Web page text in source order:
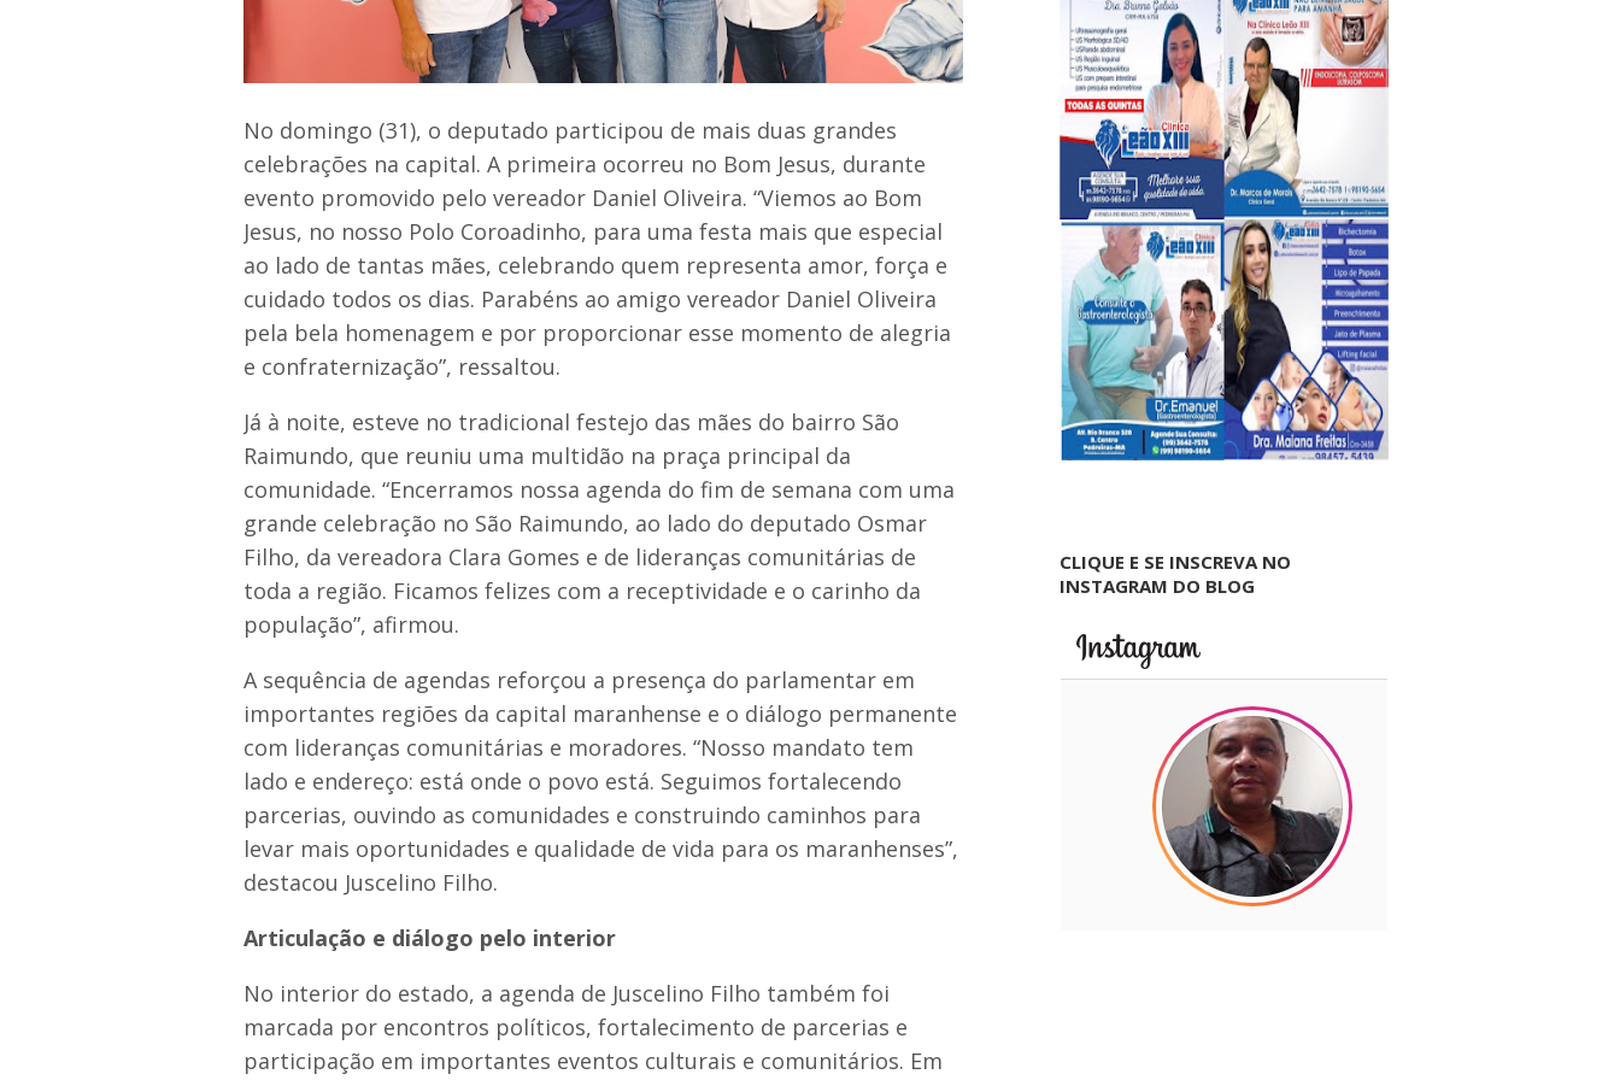
No domingo (31), o deputado participou de mais duas grandes
celebrações na capital. A primeira ocorreu no Bom Jesus, durante
evento promovido pelo vereador Daniel Oliveira. “Viemos ao Bom
Jesus, no nosso Polo Coroadinho, para uma festa mais que especial
ao lado de tantas mães, celebrando quem representa amor, força e
cuidado todos os dias. Parabéns ao amigo vereador Daniel Oliveira
pela bela homenagem e por proporcionar esse momento de alegria
e confraternização”, ressaltou.
Já à noite, esteve no tradicional festejo das mães do bairro São
Raimundo, que reuniu uma multidão na praça principal da
comunidade. “Encerramos nossa agenda do fim de semana com uma
grande celebração no São Raimundo, ao lado do deputado Osmar
Filho, da vereadora Clara Gomes e de lideranças comunitárias de
toda a região. Ficamos felizes com a receptividade e o carinho da
população”, afirmou.
A sequência de agendas reforçou a presença do parlamentar em
importantes regiões da capital maranhense e o diálogo permanente
com lideranças comunitárias e moradores. “Nosso mandato tem
lado e endereço: está onde o povo está. Seguimos fortalecendo
parcerias, ouvindo as comunidades e construindo caminhos para
levar mais oportunidades e qualidade de vida para os maranhenses”,
destacou Juscelino Filho.
Articulação e diálogo pelo interior
No interior do estado, a agenda de Juscelino Filho também foi
marcada por encontros políticos, fortalecimento de parcerias e
participação em importantes eventos culturais e comunitários. Em
CLIQUE E SE INSCREVA NO
INSTAGRAM DO BLOG